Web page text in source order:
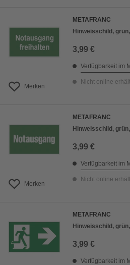
Merken
METAFRANC
Hinweisschild,
3,99 €
Verfügbarkeit im
Nicht online
Merken
METAFRANC
Hinweisschild,
3,99 €
Verfügbarkeit im
Nicht online
METAFRANC
Hinweisschild,
3,99 €
Verfügbarkeit im